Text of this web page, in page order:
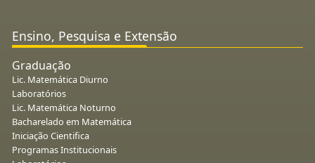
Ensino, Pesquisa e Extensão
Graduação
Lic. Matemática Diurno
Laboratórios
Lic. Matemática Noturno
Bacharelado em Matemática
Iniciação Cientifica
Programas Institucionais